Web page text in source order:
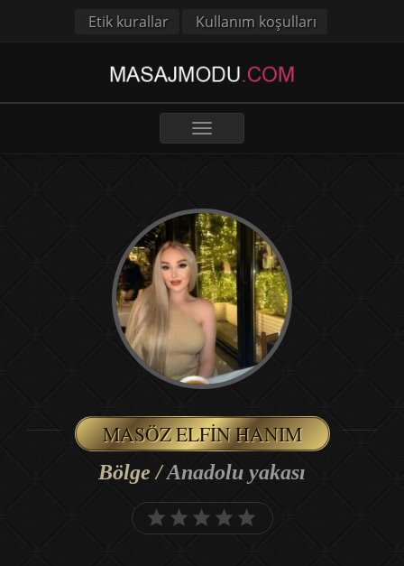
Etik kurallar Kullanım koşulları
Toggle
navigation
MASÖZ ELFIN HANIM
Bölge /Anadolu yakası